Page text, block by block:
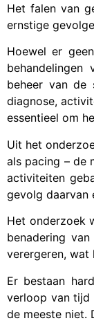
Het falen van
ernstige
Hoewel er
beheer van de
diagnose,
essentieel om
Uit het
als pacing – de
activiteiten
gevolg daarvan
Het onderzoek
benadering
verergeren, wat
Er bestaan
verloop van tijd
de meeste niet.